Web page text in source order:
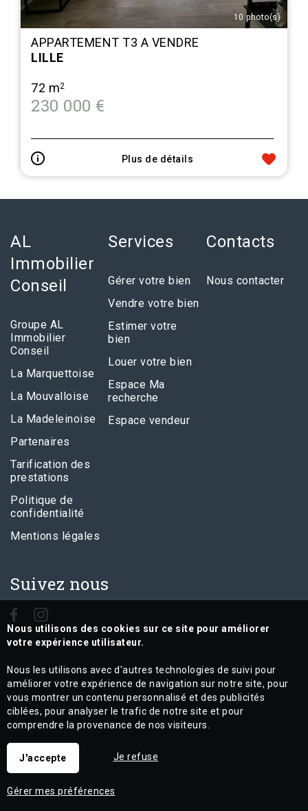
10 photo(s)
APPARTEMENT T3 A VENDRE
LILLE
72 m2
230 000 €
Plus de détails
AL
Immobilier
Conseil
Groupe AL
Immobilier
Conseil
La Marquettoise
La Mouvalloise
La Madeleinoise
Partenaires
Tarification des
prestations
Politique de
confidentialité
Mentions légales
Services
Gérer votre bien
Vendre votre bien
Estimer votre
bien
Louer votre bien
Espace Ma
recherche
Espace vendeur
Contacts
Nous contacter
Suivez nous
Nous utilisons des cookies sur ce site pour améliorer
votre expérience utilisateur.
Nous les utilisons avec d'autres technologies de suivi pour
améliorer votre expérience de navigation sur notre site, pour
vous montrer un contenu personnalisé et des publicités
ciblées, pour analyser le trafic de notre site et pour
comprendre la provenance de nos visiteurs.
J'accepte Je refuse
Gérer mes préférences